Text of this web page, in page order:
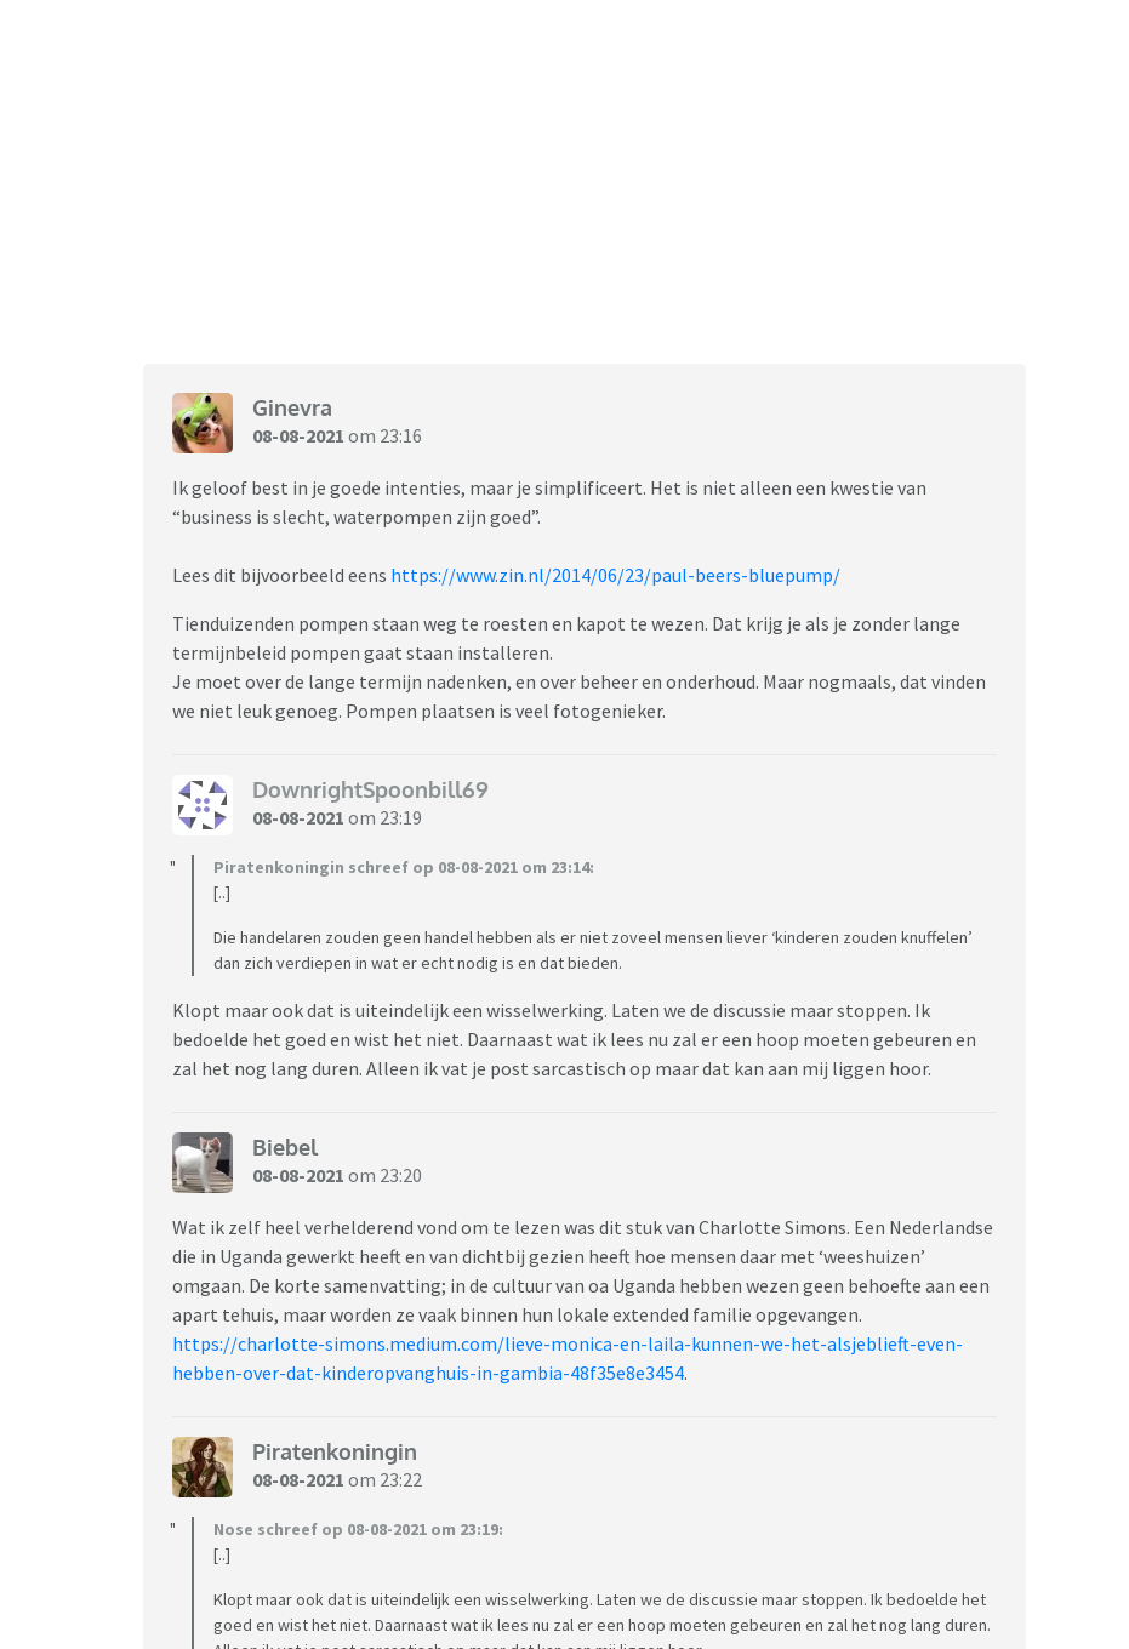
Ginevra
08-08-2021 om 23:16
Ik geloof best in je goede intenties, maar je simplificeert. Het is niet alleen een kwestie van
“business is slecht, waterpompen zijn goed”.
Lees dit bijvoorbeeld eens https://www.zin.nl/2014/06/23/paul-beers-bluepump/
Tienduizenden pompen staan weg te roesten en kapot te wezen. Dat krijg je als je zonder lange
termijnbeleid pompen gaat staan installeren.
Je moet over de lange termijn nadenken, en over beheer en onderhoud. Maar nogmaals, dat vinden
we niet leuk genoeg. Pompen plaatsen is veel fotogenieker.
DownrightSpoonbill69
08-08-2021 om 23:19
Piratenkoningin schreef op 08-08-2021 om 23:14:
[..]
Die handelaren zouden geen handel hebben als er niet zoveel mensen liever ‘kinderen zouden knuffelen’
dan zich verdiepen in wat er echt nodig is en dat bieden.
Klopt maar ook dat is uiteindelijk een wisselwerking. Laten we de discussie maar stoppen. Ik
bedoelde het goed en wist het niet. Daarnaast wat ik lees nu zal er een hoop moeten gebeuren en
zal het nog lang duren. Alleen ik vat je post sarcastisch op maar dat kan aan mij liggen hoor.
Biebel
08-08-2021 om 23:20
Wat ik zelf heel verhelderend vond om te lezen was dit stuk van Charlotte Simons. Een Nederlandse
die in Uganda gewerkt heeft en van dichtbij gezien heeft hoe mensen daar met ‘weeshuizen’
omgaan. De korte samenvatting; in de cultuur van oa Uganda hebben wezen geen behoefte aan een
apart tehuis, maar worden ze vaak binnen hun lokale extended familie opgevangen.
https://charlotte-simons.medium.com/lieve-monica-en-laila-kunnen-we-het-alsjeblieft-even-
hebben-over-dat-kinderopvanghuis-in-gambia-48f35e8e3454.
Piratenkoningin
08-08-2021 om 23:22
Nose schreef op 08-08-2021 om 23:19:
[..]
Klopt maar ook dat is uiteindelijk een wisselwerking. Laten we de discussie maar stoppen. Ik bedoelde het
goed en wist het niet. Daarnaast wat ik lees nu zal er een hoop moeten gebeuren en zal het nog lang duren.